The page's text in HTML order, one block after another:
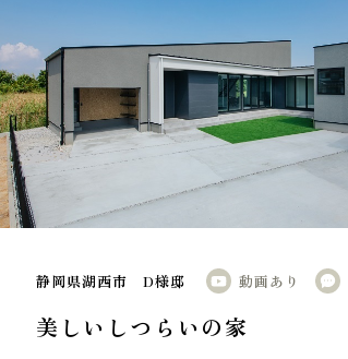
静岡県湖西市 D様邸 動画あり
美しいしつらいの家